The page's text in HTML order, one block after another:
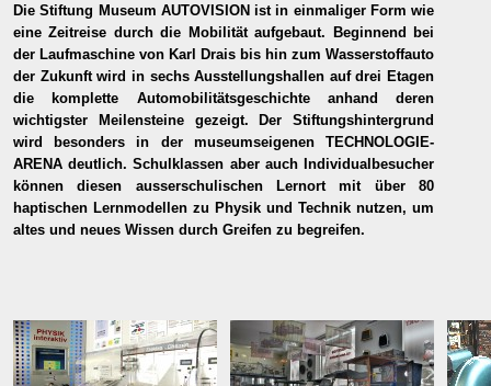
Die Stiftung Museum AUTOVISION ist in einmaliger Form wie
eine Zeitreise durch die Mobilität aufgebaut. Beginnend bei
der Laufmaschine von Karl Drais bis hin zum Wasserstoffauto
der Zukunft wird in sechs Ausstellungshallen auf drei Etagen
die komplette Automobilitätsgeschichte anhand deren
wichtigster Meilensteine gezeigt. Der Stiftungshintergrund
wird besonders in der museumseigenen TECHNOLOGIE-
ARENA deutlich. Schulklassen aber auch Individualbesucher
können diesen ausserschulischen Lernort mit über 80
haptischen Lernmodellen zu Physik und Technik nutzen, um
altes und neues Wissen durch Greifen zu begreifen.
LEARNING BY DOING ist das
Motto an über 80 interaktiven
Lernstationen der Science-Arena!
Weltgrößte NSU
Vorkriegsausstellung mit
Fahrrädern, Motorrädern und
Automobilen
THE
&